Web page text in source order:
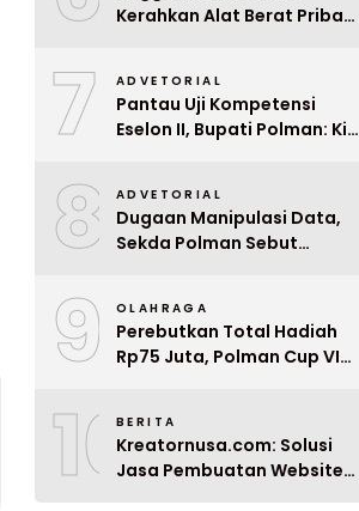
Kerahkan Alat Berat Pribadi
7 ADVETORIAL
Pantau Uji Kompetensi
Eselon II, Bupati Polman: Kita
8 ADVETORIAL
Dugaan Manipulasi Data,
Sekda Polman Sebut
Ditunda
9 OLAHRAGA
Perebutkan Total Hadiah
Rp75 Juta, Polman Cup VI
10BERITA
Kreatornusa.com: Solusi
Jasa Pembuatan Website